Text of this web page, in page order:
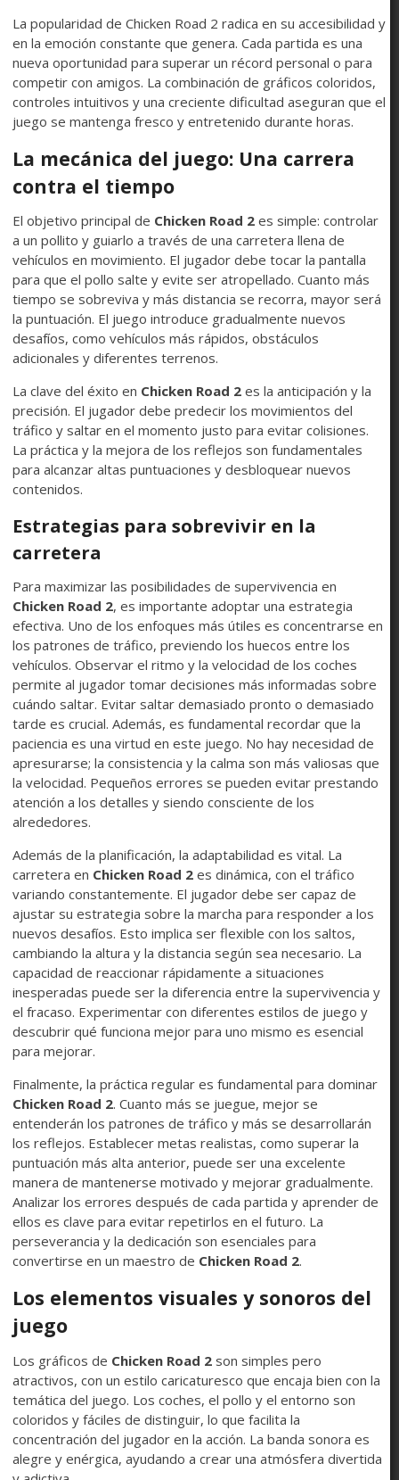
La popularidad de Chicken Road 2 radica en su accesibilidad y
en la emoción constante que genera. Cada partida es una
nueva oportunidad para superar un récord personal o para
competir con amigos. La combinación de gráficos coloridos,
controles intuitivos y una creciente dificultad aseguran que el
juego se mantenga fresco y entretenido durante horas.
La mecánica del juego: Una carrera
contra el tiempo
El objetivo principal de Chicken Road 2 es simple: controlar
a un pollito y guiarlo a través de una carretera llena de
vehículos en movimiento. El jugador debe tocar la pantalla
para que el pollo salte y evite ser atropellado. Cuanto más
tiempo se sobreviva y más distancia se recorra, mayor será
la puntuación. El juego introduce gradualmente nuevos
desafíos, como vehículos más rápidos, obstáculos
adicionales y diferentes terrenos.
La clave del éxito en Chicken Road 2 es la anticipación y la
precisión. El jugador debe predecir los movimientos del
tráfico y saltar en el momento justo para evitar colisiones.
La práctica y la mejora de los reflejos son fundamentales
para alcanzar altas puntuaciones y desbloquear nuevos
contenidos.
Estrategias para sobrevivir en la
carretera
Para maximizar las posibilidades de supervivencia en
Chicken Road 2, es importante adoptar una estrategia
efectiva. Uno de los enfoques más útiles es concentrarse en
los patrones de tráfico, previendo los huecos entre los
vehículos. Observar el ritmo y la velocidad de los coches
permite al jugador tomar decisiones más informadas sobre
cuándo saltar. Evitar saltar demasiado pronto o demasiado
tarde es crucial. Además, es fundamental recordar que la
paciencia es una virtud en este juego. No hay necesidad de
apresurarse; la consistencia y la calma son más valiosas que
la velocidad. Pequeños errores se pueden evitar prestando
atención a los detalles y siendo consciente de los
alrededores.
Además de la planificación, la adaptabilidad es vital. La
carretera en Chicken Road 2 es dinámica, con el tráfico
variando constantemente. El jugador debe ser capaz de
ajustar su estrategia sobre la marcha para responder a los
nuevos desafíos. Esto implica ser flexible con los saltos,
cambiando la altura y la distancia según sea necesario. La
capacidad de reaccionar rápidamente a situaciones
inesperadas puede ser la diferencia entre la supervivencia y
el fracaso. Experimentar con diferentes estilos de juego y
descubrir qué funciona mejor para uno mismo es esencial
para mejorar.
Finalmente, la práctica regular es fundamental para dominar
Chicken Road 2. Cuanto más se juegue, mejor se
entenderán los patrones de tráfico y más se desarrollarán
los reflejos. Establecer metas realistas, como superar la
puntuación más alta anterior, puede ser una excelente
manera de mantenerse motivado y mejorar gradualmente.
Analizar los errores después de cada partida y aprender de
ellos es clave para evitar repetirlos en el futuro. La
perseverancia y la dedicación son esenciales para
convertirse en un maestro de Chicken Road 2.
Los elementos visuales y sonoros del
juego
Los gráficos de Chicken Road 2 son simples pero
atractivos, con un estilo caricaturesco que encaja bien con la
temática del juego. Los coches, el pollo y el entorno son
coloridos y fáciles de distinguir, lo que facilita la
concentración del jugador en la acción. La banda sonora es
alegre y enérgica, ayudando a crear una atmósfera divertida